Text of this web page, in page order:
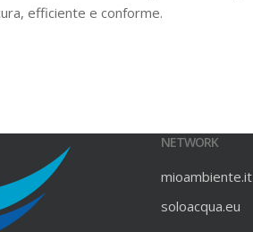
efficiente e conforme.
NETWORK
mioambiente.it
soloacqua.eu